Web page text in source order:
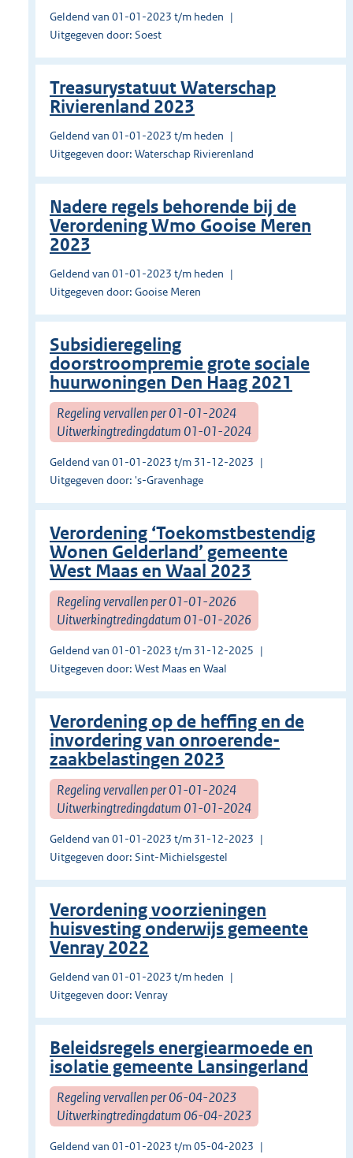
Geldend van 01-01-2023 t/m heden
Uitgegeven door: Soest
Treasurystatuut Waterschap
Rivierenland 2023
Geldend van 01-01-2023 t/m heden
Uitgegeven door: Waterschap Rivierenland
Nadere regels behorende bij de
Verordening Wmo Gooise Meren
2023
Geldend van 01-01-2023 t/m heden
Uitgegeven door: Gooise Meren
Subsidieregeling
doorstroompremie grote sociale
huurwoningen Den Haag 2021
Regeling vervallen per 01-01-2024
Uitwerkingtredingdatum 01-01-2024
Geldend van 01-01-2023 t/m 31-12-2023
Uitgegeven door: 's-Gravenhage
Verordening ‘Toekomstbestendig
Wonen Gelderland’ gemeente
West Maas en Waal 2023
Regeling vervallen per 01-01-2026
Uitwerkingtredingdatum 01-01-2026
Geldend van 01-01-2023 t/m 31-12-2025
Uitgegeven door: West Maas en Waal
Verordening op de heffing en de
invordering van onroerende-
zaakbelastingen 2023
Regeling vervallen per 01-01-2024
Uitwerkingtredingdatum 01-01-2024
Geldend van 01-01-2023 t/m 31-12-2023
Uitgegeven door: Sint-Michielsgestel
Verordening voorzieningen
huisvesting onderwijs gemeente
Venray 2022
Geldend van 01-01-2023 t/m heden
Uitgegeven door: Venray
Beleidsregels energiearmoede en
isolatie gemeente Lansingerland
Regeling vervallen per 06-04-2023
Uitwerkingtredingdatum 06-04-2023
Geldend van 01-01-2023 t/m 05-04-2023